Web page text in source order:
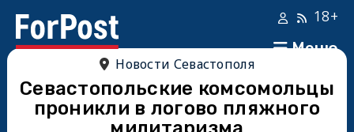
Меню
18+
Новости Севастополя
Севастопольские комсомольцы
проникли в логово пляжного